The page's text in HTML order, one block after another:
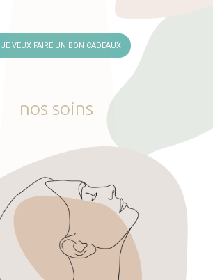
VEUX FAIRE UN BON CADEAUX
nos soins